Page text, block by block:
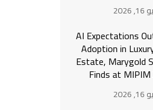
AI Expectations
Adoption in
Estate, Marygold
Finds at